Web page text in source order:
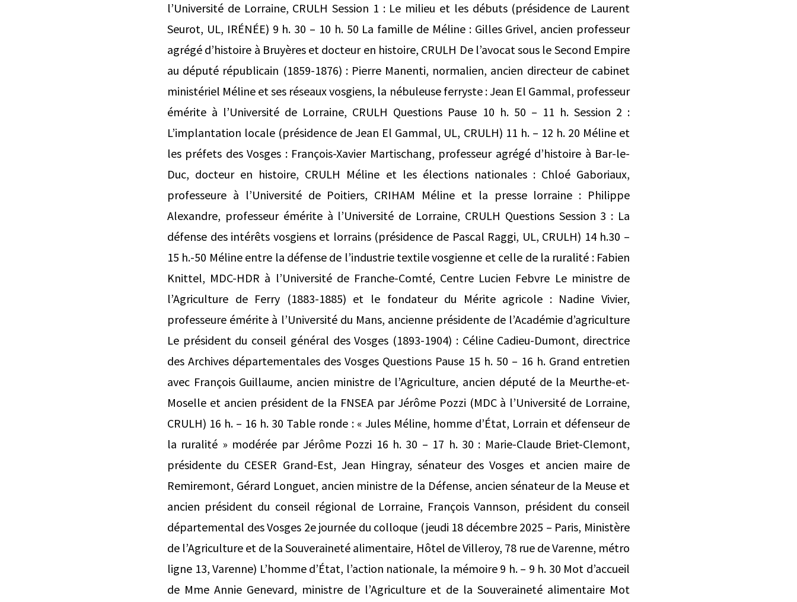
l’Université de Lorraine, CRULH Session 1 : Le milieu et les débuts (présidence de Laurent
Seurot, UL, IRÉNÉE) 9 h. 30 – 10 h. 50 La famille de Méline : Gilles Grivel, ancien professeur
agrégé d’histoire à Bruyères et docteur en histoire, CRULH De l’avocat sous le Second Empire
au député républicain (1859-1876) : Pierre Manenti, normalien, ancien directeur de cabinet
ministériel Méline et ses réseaux vosgiens, la nébuleuse ferryste : Jean El Gammal, professeur
émérite à l’Université de Lorraine, CRULH Questions Pause 10 h. 50 – 11 h. Session 2 :
L’implantation locale (présidence de Jean El Gammal, UL, CRULH) 11 h. – 12 h. 20 Méline et
les préfets des Vosges : François-Xavier Martischang, professeur agrégé d’histoire à Bar-le-
Duc, docteur en histoire, CRULH Méline et les élections nationales : Chloé Gaboriaux,
professeure à l’Université de Poitiers, CRIHAM Méline et la presse lorraine : Philippe
Alexandre, professeur émérite à l’Université de Lorraine, CRULH Questions Session 3 : La
défense des intérêts vosgiens et lorrains (présidence de Pascal Raggi, UL, CRULH) 14 h.30 –
15 h.-50 Méline entre la défense de l’industrie textile vosgienne et celle de la ruralité : Fabien
Knittel, MDC-HDR à l’Université de Franche-Comté, Centre Lucien Febvre Le ministre de
l’Agriculture de Ferry (1883-1885) et le fondateur du Mérite agricole : Nadine Vivier,
professeure émérite à l’Université du Mans, ancienne présidente de l’Académie d’agriculture
Le président du conseil général des Vosges (1893-1904) : Céline Cadieu-Dumont, directrice
des Archives départementales des Vosges Questions Pause 15 h. 50 – 16 h. Grand entretien
avec François Guillaume, ancien ministre de l’Agriculture, ancien député de la Meurthe-et-
Moselle et ancien président de la FNSEA par Jérôme Pozzi (MDC à l’Université de Lorraine,
CRULH) 16 h. – 16 h. 30 Table ronde : « Jules Méline, homme d’État, Lorrain et défenseur de
la ruralité » modérée par Jérôme Pozzi 16 h. 30 – 17 h. 30 : Marie-Claude Briet-Clemont,
présidente du CESER Grand-Est, Jean Hingray, sénateur des Vosges et ancien maire de
Remiremont, Gérard Longuet, ancien ministre de la Défense, ancien sénateur de la Meuse et
ancien président du conseil régional de Lorraine, François Vannson, président du conseil
départemental des Vosges 2e journée du colloque (jeudi 18 décembre 2025 – Paris, Ministère
de l’Agriculture et de la Souveraineté alimentaire, Hôtel de Villeroy, 78 rue de Varenne, métro
ligne 13, Varenne) L’homme d’État, l’action nationale, la mémoire 9 h. – 9 h. 30 Mot d’accueil
de Mme Annie Genevard, ministre de l’Agriculture et de la Souveraineté alimentaire Mot